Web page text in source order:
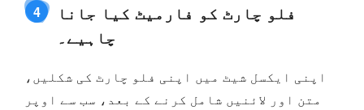
4
فلو چارٹ کو فارمیٹ کیا جانا
چاہیے۔
اپنی ایکسل شیٹ میں اپنی فلو چارٹ کی شکلیں،
متن اور لائنیں شامل کرنے کے بعد، سب سے اوپر